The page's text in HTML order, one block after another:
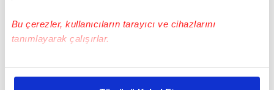
Bu çerezler, kullanıcıların tarayıcı ve cihazlarını
tanımlayarak çalışırlar.
Bu çerezlere izin vermeniz halinde sizlere özel
ABD'li forvet oyuncusu Folarin Balogun, 1
Temmuz'da ülkesinin Bosna-Hersek ile
oynadığı son 32 tur mücadelesinde Tarik
Muharemovic'e yaptığı faul nedeniyle